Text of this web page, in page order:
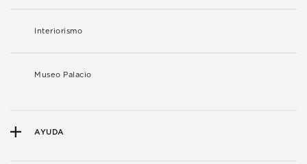
Interiorismo
Museo Palacio
AYUDA